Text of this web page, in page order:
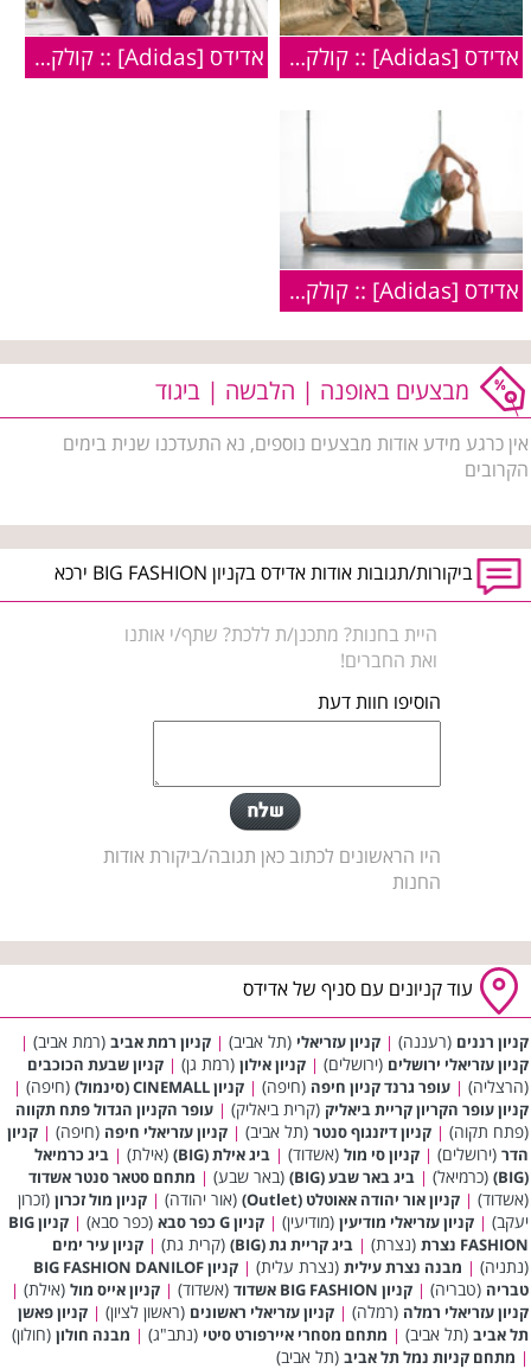
אדידס [Adidas] :: קולקציית הספורט לגברים:: חורף 2010 אדידס [Adidas] :: קולקציית Originals :: סתיו חורף 2009/2010
אדידס [Adidas] :: קולקציית הספורט לנשים :: חורף 2010
מבצעים באופנה | הלבשה | ביגוד
אין כרגע מידע אודות מבצעים נוספים, נא התעדכנו שנית בימים
הקרובים
ביקורות/תגובות אודות אדידס בקניון BIG FASHION ירכא
היית בחנות? מתכנן/ת ללכת? שתף/י אותנו
ואת החברים!
הוסיפו חוות דעת
היו הראשונים לכתוב כאן תגובה/ביקורת אודות
החנות
עוד קניונים עם סניף של אדידס
קניון רננים (רעננה) | קניון עזריאלי (תל אביב) | קניון רמת אביב (רמת אביב) |
קניון עזריאלי ירושלים (ירושלים) | קניון אילון (רמת גן) | קניון שבעת הכוכבים
(הרצליה) | עופר גרנד קניון חיפה (חיפה) | קניון CINEMALL (סינמול) (חיפה) |
קניון עופר הקריון קריית ביאליק (קרית ביאליק) | עופר הקניון הגדול פתח תקווה
(פתח תקוה) | קניון דיזנגוף סנטר (תל אביב) | קניון עזריאלי חיפה (חיפה) | קניון
הדר (ירושלים) | קניון סי מול (אשדוד) | ביג אילת (BIG) (אילת) | ביג כרמיאל
(BIG)
(כרמיאל) | ביג באר שבע (BIG) (באר שבע) | מתחם סטאר סנטר אשדוד
(אשדוד) | קניון אור יהודה אאוטלט (Outlet) (אור יהודה) | קניון מול זכרון (זכרון
יעקב) | קניון עזריאלי מודיעין (מודיעין) | קניון G כפר סבא (כפר סבא) |
קניון BIG
FASHION נצרת
(נצרת) | ביג קריית גת (BIG) (קרית גת) | קניון עיר ימים
(נתניה) | מבנה נצרת עילית (נצרת עלית) |
קניון BIG FASHION DANILOF
טבריה (טבריה) | קניון BIG FASHION אשדוד (אשדוד) | קניון אייס מול (אילת) |
קניון עזריאלי רמלה (רמלה) | קניון עזריאלי ראשונים (ראשון לציון) | קניון פאשן
תל אביב (תל אביב) | מתחם מסחרי איירפורט סיטי (נתב"ג) | מבנה חולון (חולון)
| מתחם קניות נמל תל אביב (תל אביב)